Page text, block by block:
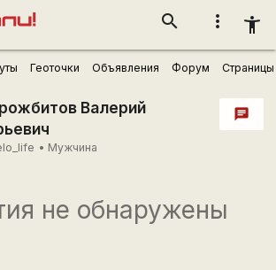
more_vert accessibility_new
search
Геоточки Объявления Форум Страницы
Валерий
• Мужчина
chat
не обнаружены